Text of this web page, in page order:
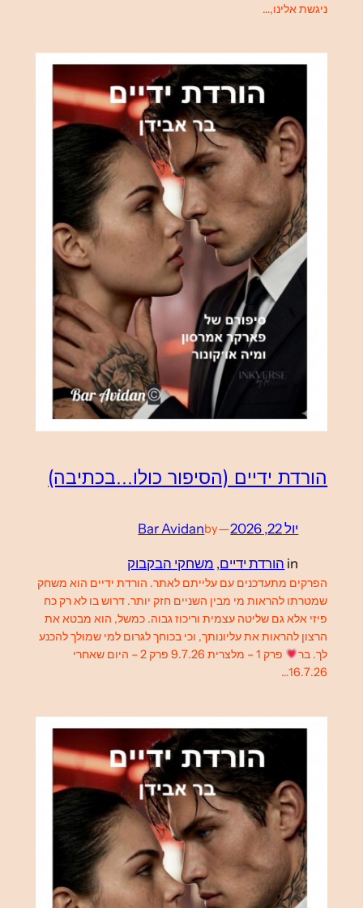
ניגשת אלינו,…
הורדת ידיים (הסיפור כולו…בכתיבה)
יול 22, 2026 —
by
Bar Avidan
in הורדת ידיים, משחקי הבקבוק
הפרקים מתעדכנים עם עלייתם לאתר. הורדת ידיים הוא משחק
שמטרתו להראות מי מבין השניים חזק יותר. דרוש בו לא רק כח
פיזי אלא גם שליטה עצמית וריכוז גבוה. כמשל, הוא מבטא את
הרצון להראות את עליונותך, וכי בכוחך לגרום למי שמולך להכנע
לך. בר
פרק 1 – מלצרית 9.7.26 פרק 2 – היום שאחרי
16.7.26…